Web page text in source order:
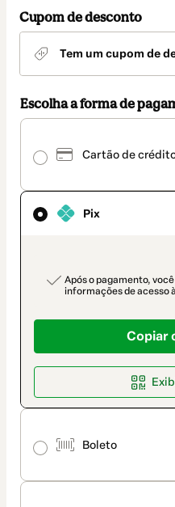
Cupom de desconto
Tem um cupom de
Escolha a forma de
Cartão de
Pix
Após o pagamento,
informações de acesso
Copiar
Boleto
Pix
como
de
pagamento